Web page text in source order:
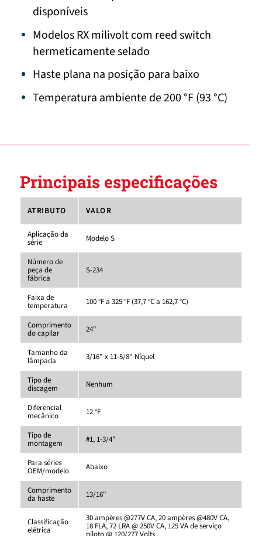
disponíveis
Modelos RX milivolt com reed switch
hermeticamente selado
Haste plana na posição para baixo
Temperatura ambiente de 200 °F (93 °C)
Principais especificações
ATRIBUTO VALOR
Aplicação da
série Modelo S
Número de
peça de
fábrica
S-234
Faixa de
temperatura 100 °F a 325 °F (37,7 °C a 162,7 °C)
Comprimento
do capilar 24"
Tamanho da
lâmpada 3/16" x 11-5/8" Níquel
Tipo de
discagem Nenhum
Diferencial
mecânico 12 °F
Tipo de
montagem #1, 1-3/4"
Para séries
OEM/modelo Abaixo
Comprimento
da haste 13/16"
Classificação
elétrica
30 ampères @277V CA, 20 ampères @480V CA,
18 FLA, 72 LRA @ 250V CA, 125 VA de serviço